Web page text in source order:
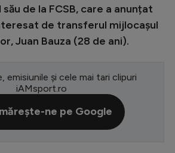
League
League
League
de la FCSB, care a anunțat
de transferul mijlocașul
Juan Bauza (28 de ani).
emisiunile și cele mai tari clipuri
iAMsport.ro
ne pe Google